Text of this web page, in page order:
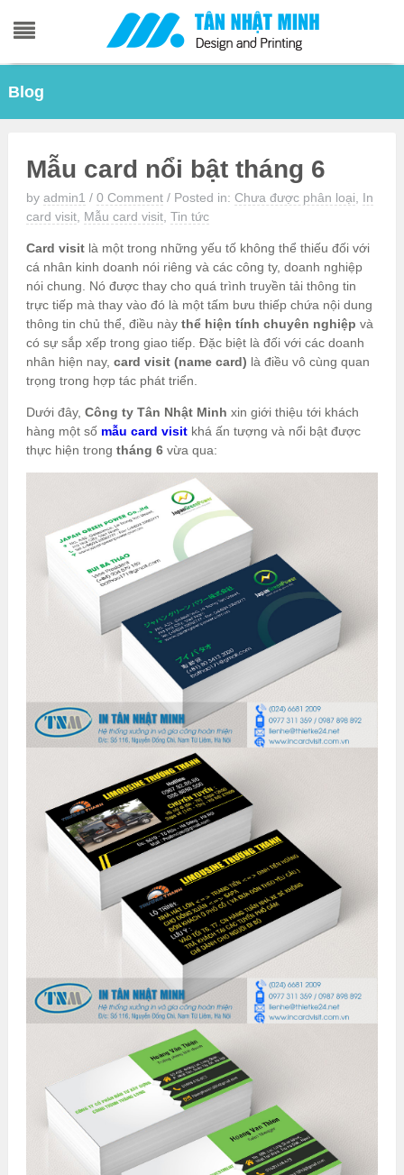
Blog
Mẫu card nổi bật tháng 6
by admin1 / 0 Comment / Posted in: Chưa được phân loại
In
card visit, Mẫu card visit, Tin tức
Card visitlà một trong những yếu tố không thể thiếu đối với
cá nhân kinh doanh nói riêng và các công ty, doanh nghiệp
nói chung. Nó được thay cho quá trình truyền tải thông tin
trực tiếp mà thay vào đó là một tấm bưu thiếp chứa nội dung
thông tin chủ thể, điều này thể hiện tính chuyên nghiệp và
có sự sắp xếp trong giao tiếp. Đặc biệt là đối với các doanh
nhân hiện nay, card visit (name card) là điều vô cùng quan
trọng trong hợp tác phát triển.
Dưới đây, Công ty Tân Nhật Minh xin giới thiệu tới khách
hàng một số mẫu card visitkhá ấn tượng và nổi bật được
thực hiện trong tháng 6vừa qua: